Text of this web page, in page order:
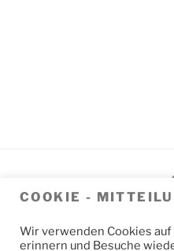
COOKIE -
Wir verwenden Cookies
erinnern und Besuche